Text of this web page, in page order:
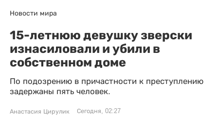
Новости мира
15-летнюю девушку зверски
изнасиловали и убили в
собственном доме
По подозрению в причастности к преступлению
задержаны пять человек.
Анастасия Цирулик Сегодня, 02:27